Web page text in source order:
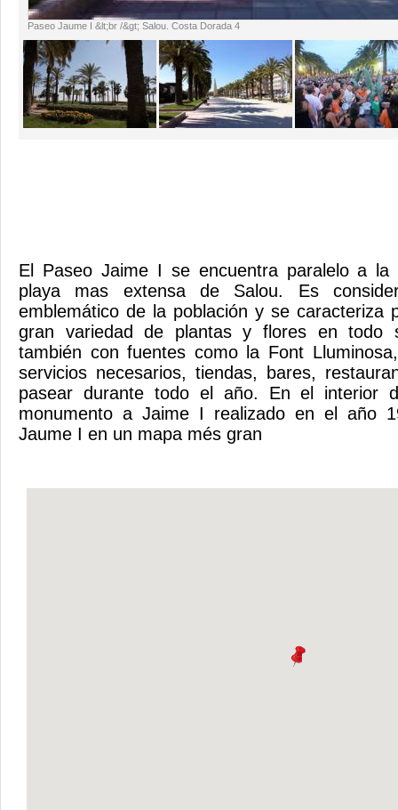
Paseo Jaume I &lt;br /&gt; Salou. Costa Dorada 4
El Paseo Jaime I se encuentra paralelo a la
playa mas extensa de Salou. Es
emblemático de la población y se caracteriza
gran variedad de plantas y flores en todo
también con fuentes como la Font
servicios necesarios, tiendas, bares,
pasear durante todo el año. En el interior
monumento a Jaime I realizado en el año
Jaume I en un mapa més gran